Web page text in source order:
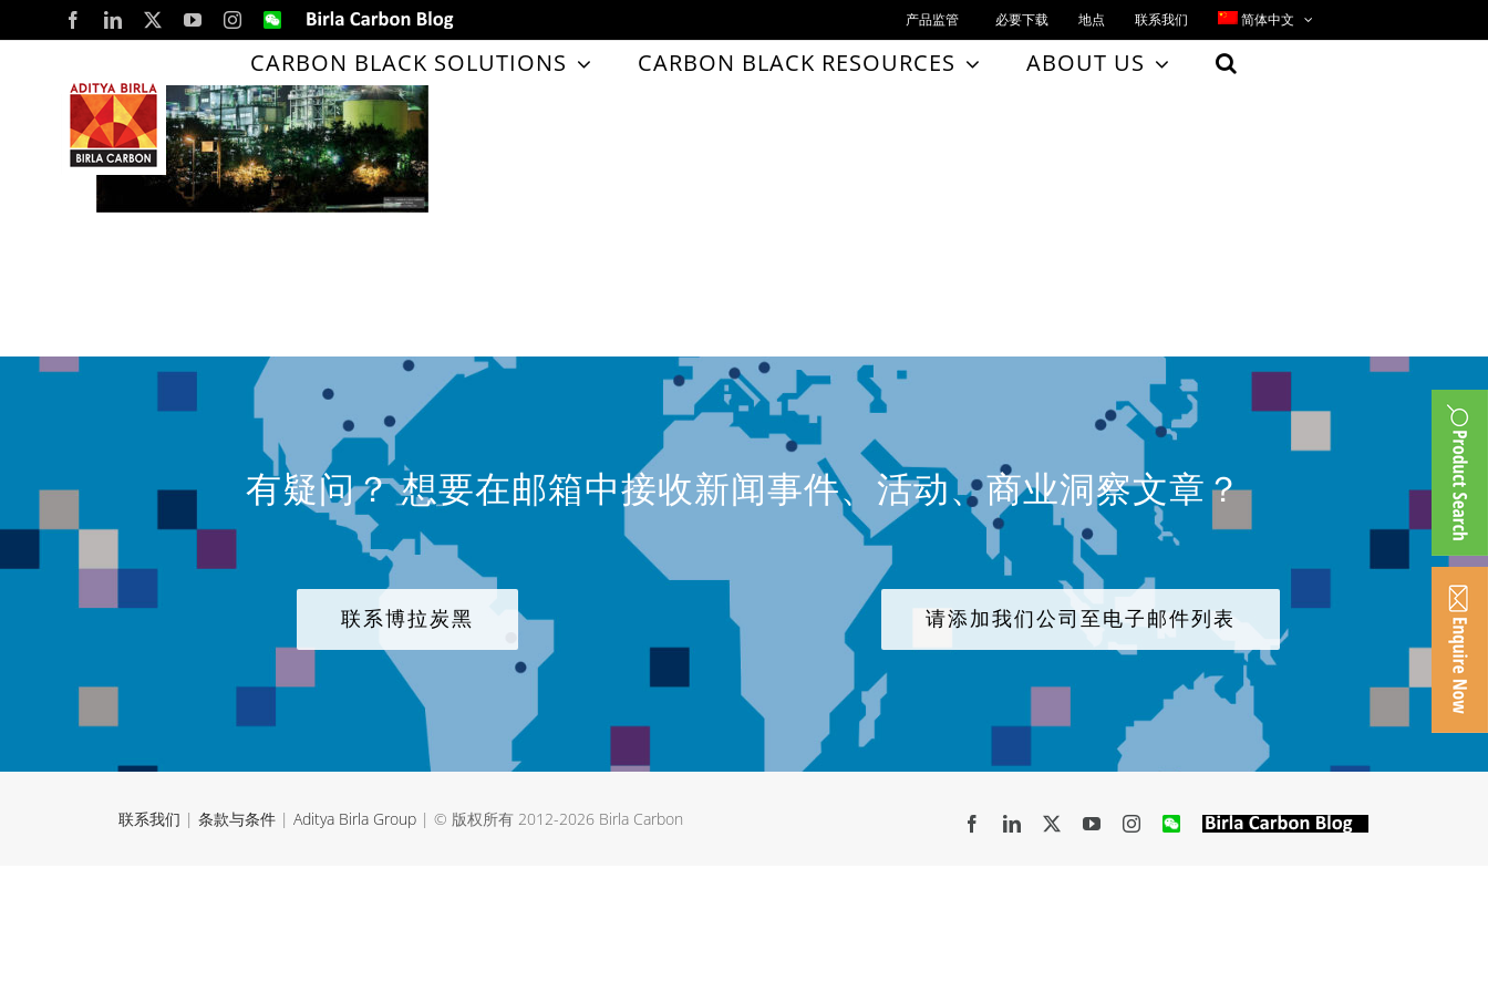
to
content
FacebookLinkedIn YouTubeInstagram
WeChatBirla
Carbon
Blog
产品监管 必要下载 地点 联系我们 简体中文
CARBON BLACK SOLUTIONS CARBON BLACK RESOURCES ABOUT US
有疑问？ 想要在邮箱中接收新闻事件、活动、商业洞察文章？
联系博拉炭黑 请添加我们公司至电子邮件列表
联系我们 |条款与条件 |Aditya Birla Group | © 版权所有 2012-2026 Birla Carbon FacebookLinkedIn YouTubeInstagram
WeChatBirla